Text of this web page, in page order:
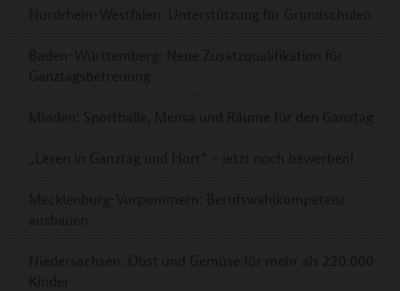
Nordrhein-Westfalen: Unterstützung für Grundschulen
Baden-Württemberg: Neue Zusatzqualifikation für
Ganztagsbetreuung
Minden: Sporthalle, Mensa und Räume für den Ganztag
„Lesen in Ganztag und Hort“ – jetzt noch bewerben!
Mecklenburg-Vorpommern: Berufswahlkompetenz
ausbauen
Niedersachsen: Obst und Gemüse für mehr als 220.000
Kinder